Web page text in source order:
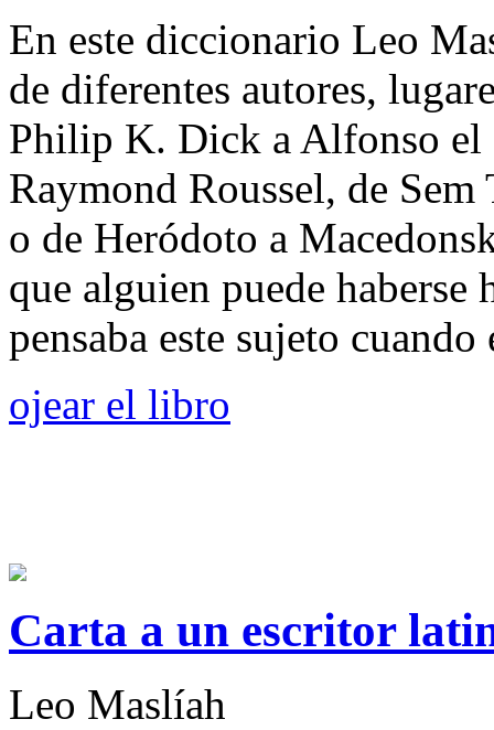
En este diccionario Leo
de diferentes autores,
Philip K. Dick a Alfonso el
Raymond Roussel, de
o de Heródoto a
que alguien puede haberse
pensaba este sujeto
ojear el libro
Carta a un escritor
Leo Maslíah